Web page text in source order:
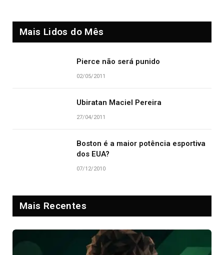
Mais Lidos do Mês
Pierce não será punido
02/05/2011
Ubiratan Maciel Pereira
27/04/2011
Boston é a maior potência esportiva
dos EUA?
07/12/2010
Mais Recentes